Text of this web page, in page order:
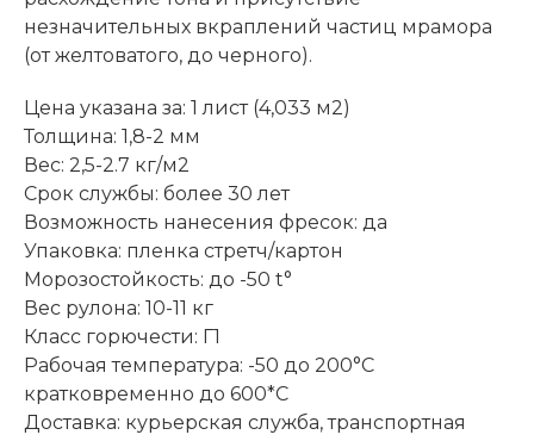
незначительных вкраплений частиц мрамора
(от желтоватого, до черного).
Цена указана за: 1 лист (4,033 м2)
Толщина: 1,8-2 мм
Вес: 2,5-2.7 кг/м2
Срок службы: более 30 лет
Возможность нанесения фресок: да
Упаковка: пленка стретч/картон
Морозостойкость: до -50 t°
Вес рулона: 10-11 кг
Класс горючести: Г1
Рабочая температура: -50 до 200°С
кратковременно до 600*С
Доставка: курьерская служба, транспортная